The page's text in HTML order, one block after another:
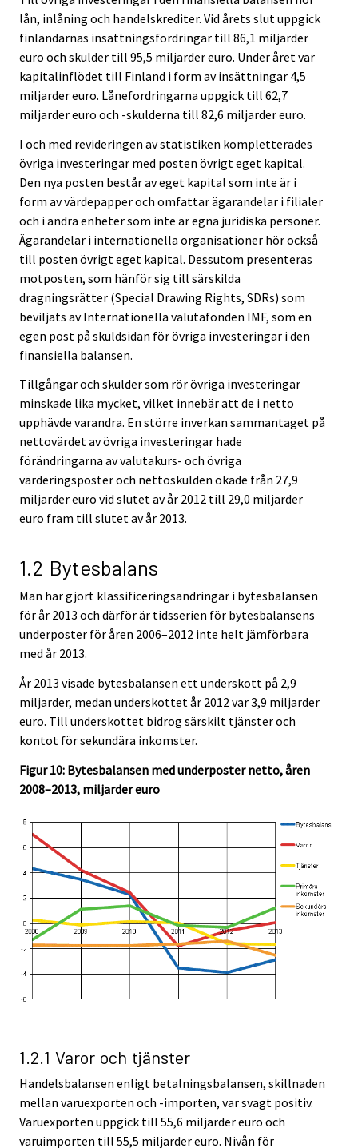
lån, inlåning och handelskrediter. Vid årets slut uppgick
finländarnas insättningsfordringar till 86,1 miljarder
euro och skulder till 95,5 miljarder euro. Under året var
kapitalinflödet till Finland i form av insättningar 4,5
miljarder euro. Lånefordringarna uppgick till 62,7
miljarder euro och -skulderna till 82,6 miljarder euro.
I och med revideringen av statistiken kompletterades
övriga investeringar med posten övrigt eget kapital.
Den nya posten består av eget kapital som inte är i
form av värdepapper och omfattar ägarandelar i filialer
och i andra enheter som inte är egna juridiska personer.
Ägarandelar i internationella organisationer hör också
till posten övrigt eget kapital. Dessutom presenteras
motposten, som hänför sig till särskilda
dragningsrätter (Special Drawing Rights, SDRs) som
beviljats av Internationella valutafonden IMF, som en
egen post på skuldsidan för övriga investeringar i den
finansiella balansen.
Tillgångar och skulder som rör övriga investeringar
minskade lika mycket, vilket innebär att de i netto
upphävde varandra. En större inverkan sammantaget på
nettovärdet av övriga investeringar hade
förändringarna av valutakurs- och övriga
värderingsposter och nettoskulden ökade från 27,9
miljarder euro vid slutet av år 2012 till 29,0 miljarder
euro fram till slutet av år 2013.
1.2 Bytesbalans
Man har gjort klassificeringsändringar i bytesbalansen
för år 2013 och därför är tidsserien för bytesbalansens
underposter för åren 2006–2012 inte helt jämförbara
med år 2013.
År 2013 visade bytesbalansen ett underskott på 2,9
miljarder, medan underskottet år 2012 var 3,9 miljarder
euro. Till underskottet bidrog särskilt tjänster och
kontot för sekundära inkomster.
Figur 10: Bytesbalansen med underposter netto, åren
2008–2013, miljarder euro
1.2.1 Varor och tjänster
Handelsbalansen enligt betalningsbalansen, skillnaden
mellan varuexporten och -importen, var svagt positiv.
Varuexporten uppgick till 55,6 miljarder euro och
varuimporten till 55,5 miljarder euro. Nivån för